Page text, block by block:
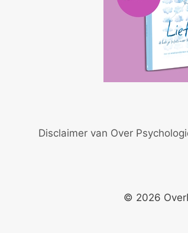
Disclaimer van Over
© 2026